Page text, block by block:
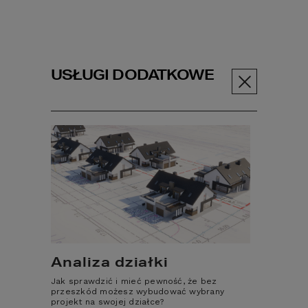
USŁUGI DODATKOWE
Analiza działki
Jak sprawdzić i mieć pewność, że bez
przeszkód możesz wybudować wybrany
projekt na swojej działce?
Dodatek
Uproszczone pliki
DWG
DWG to materiał niezbędny np. dla Państwa
architekta lub projektanta wnętrz. Są to pliki
edytowalne, które nie tylko zawierają
wszystkie istotne wymiary, ale przede